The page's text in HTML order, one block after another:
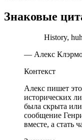
Знаковые
History,
— Алекс
Контекст
Алекс пишет
исторических
была скрыта
сообщение
вместе, а стать